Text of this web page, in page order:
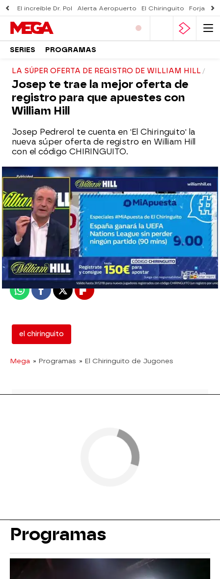
El increíble Dr. Pol Alerta Aeropuerto El Chiringuito Forjado
SERIES PROGRAMAS
LA SÚPER OFERTA DE REGISTRO DE WILLIAM HILL
Josep te trae la mejor oferta de
registro para que apuestes con
William Hill
Josep Pedrerol te cuenta en 'El Chiringuito' la
nueva súper oferta de registro en William Hill
con el código CHIRINGUITO.
mega
Madrid
Publicado:13 de septiembre de 2018, 02:21
WhatsappFacebook
X Flipboard
el chiringuito
Mega » Programas » El Chiringuito de Jugones
Programas